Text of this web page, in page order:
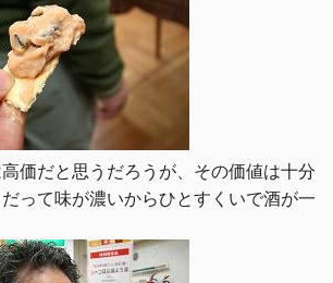
価だと思うだろうが、その価値は十分
って味が濃いからひとすくいで酒が一